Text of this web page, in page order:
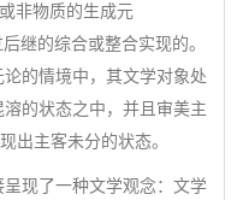
非物质的生成元
继的综合或整合实现的。
的情境中，其文学对象处
的状态之中，并且审美主
出主客未分的状态。
现了一种文学观念：文学